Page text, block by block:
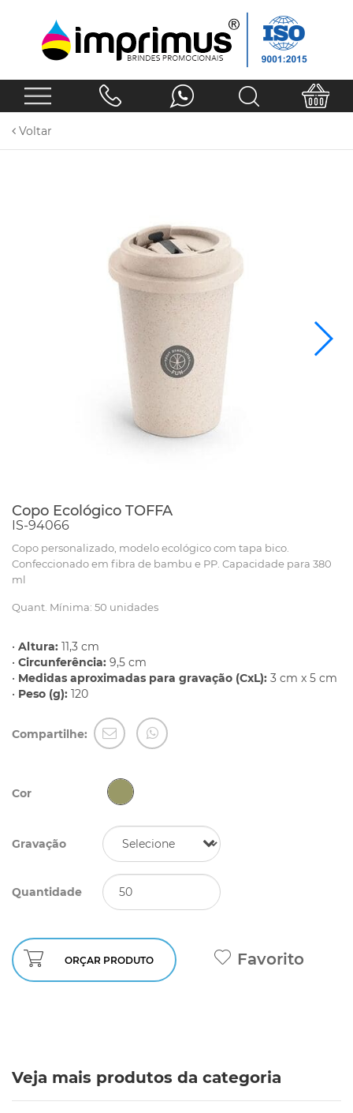
Voltar
Copo Ecológico TOFFA
IS-94066
Copo personalizado, modelo ecológico com tapa bico.
Confeccionado em fibra de bambu e PP. Capacidade para 380
ml
Quant. Mínima: 50 unidades
• Altura: 11,3 cm
• Circunferência: 9,5 cm
• Medidas aproximadas para gravação (CxL): 3 cm x 5 cm
• Peso (g): 120
Compartilhe:
Cor
Gravação
Quantidade
ORÇAR PRODUTO Favorito
Veja mais produtos da categoria